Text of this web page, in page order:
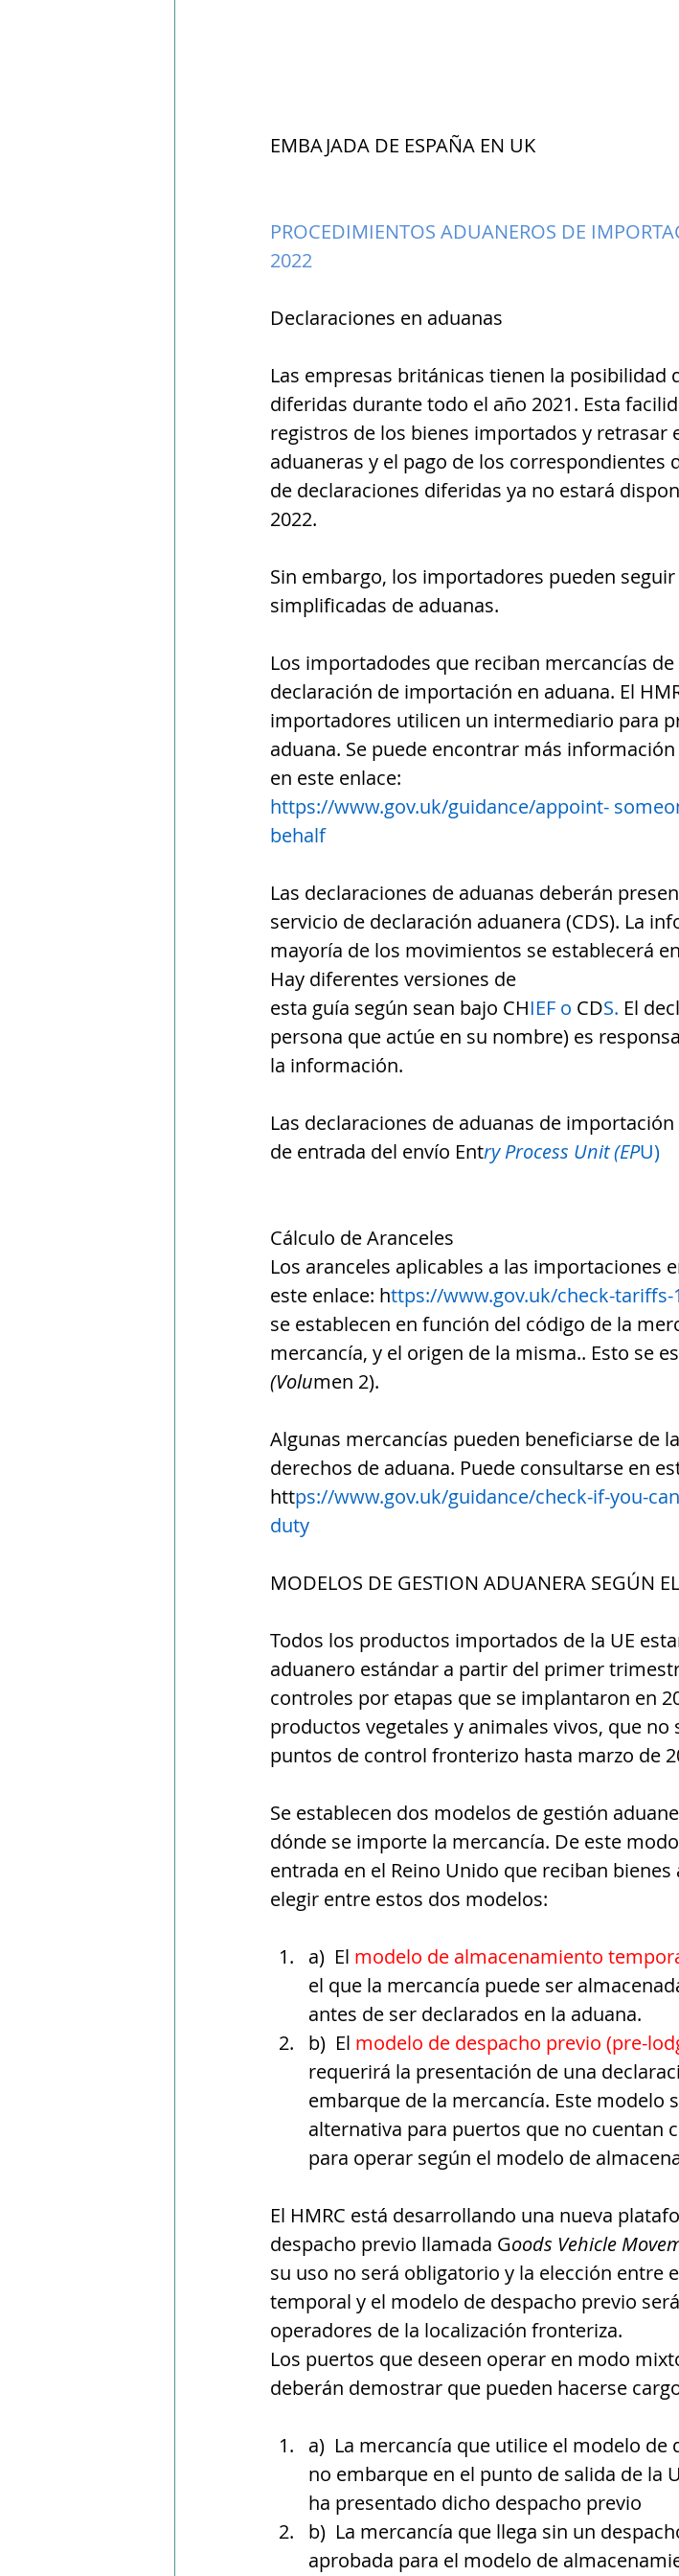
EMBAJADA DE ESPAÑA EN UK
PROCEDIMIENTOS ADUANEROS DE
2022
Declaraciones en aduanas
Las empresas británicas tienen la posibilidad
diferidas durante todo el año 2021. Esta
registros de los bienes importados y retrasar
aduaneras y el pago de los correspondientes
de declaraciones diferidas ya no estará
2022.
Sin embargo, los importadores pueden
simplificadas de aduanas.
Los importadodes que reciban mercancías
declaración de importación en aduana. El
importadores utilicen un intermediario para
aduana. Se puede encontrar más
en este enlace:
https://www.gov.uk/guidance/appoint-
behalf
Las declaraciones de aduanas deberán
servicio de declaración aduanera (CDS). La
mayoría de los movimientos se establecerá
Hay diferentes versiones de
esta guía según sean bajo CHIEF o CDS. El
persona que actúe en su nombre) es
la información.
Las declaraciones de aduanas de
de entrada del envío Entry Process Unit (EPU)
Cálculo de Aranceles
Los aranceles aplicables a las importaciones
este enlace: https://www.gov.uk/check-tariffs-
se establecen en función del código de la
mercancía, y el origen de la misma.. Esto se
(Volumen 2).
Algunas mercancías pueden beneficiarse de
derechos de aduana. Puede consultarse en
https://www.gov.uk/guidance/check-if-you-
duty
MODELOS DE GESTION ADUANERA SEGÚN
Todos los productos importados de la UE
aduanero estándar a partir del primer
controles por etapas que se implantaron en
productos vegetales y animales vivos, que
puntos de control fronterizo hasta marzo de
Se establecen dos modelos de gestión
dónde se importe la mercancía. De este
entrada en el Reino Unido que reciban
elegir entre estos dos modelos:
a)  El modelo de almacenamiento
el que la mercancía puede ser
antes de ser declarados en la aduana.
b)  El modelo de despacho previo (pre-
requerirá la presentación de una
embarque de la mercancía. Este modelo
alternativa para puertos que no cuentan
para operar según el modelo de
El HMRC está desarrollando una nueva
despacho previo llamada Goods Vehicle
su uso no será obligatorio y la elección entre
temporal y el modelo de despacho previo
operadores de la localización fronteriza.
Los puertos que deseen operar en modo
deberán demostrar que pueden hacerse
a)  La mercancía que utilice el modelo
no embarque en el punto de salida de la
ha presentado dicho despacho previo
b)  La mercancía que llega sin un
aprobada para el modelo de